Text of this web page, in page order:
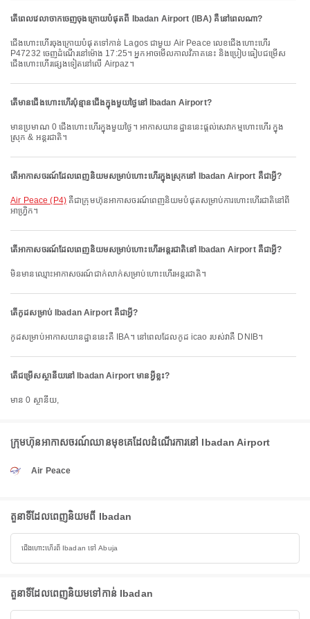
តើពេលវេលាចាកចេញចុងក្រោយបំផុតពី Ibadan Airport (IBA) គឺនៅពេលណា?
ជើងហោះហើរចុងក្រោយបំផុតទៅកាន់ Lagos ជាមួយ Air Peace លេខជើងហោះហើរ
P47232 ចេញដំណើរនៅម៉ោង 17:25។ អ្នកអាចមើលកាលវិភាគនេះ និងប្រៀបធៀបជម្រើស
ជើងហោះហើរផ្សេងទៀតនៅលើ Airpaz។
តើមានជើងហោះហើរប៉ុន្មានជើងក្នុងមួយថ្ងៃនៅ Ibadan Airport?
មានប្រមាណ 0 ជើងហោះហើរក្នុងមួយថ្ងៃ។ អាកាសយានដ្ឋាននេះផ្តល់សេវាកម្មហោះហើរ ក្នុង
ស្រុក & អន្តរជាតិ។
តើអាកាសចរណ៍ដែលពេញនិយមសម្រាប់ហោះហើរក្នុងស្រុកនៅ Ibadan Airport គឺជាអ្វី?
Air Peace (P4)គឺជាក្រុមហ៊ុនអាកាសចរណ៍ពេញនិយមបំផុតសម្រាប់ការហោះហើរជាតិនៅពី
អាហ្វ្រិក។
តើអាកាសចរណ៍ដែលពេញនិយមសម្រាប់ហោះហើរអន្តរជាតិនៅ Ibadan Airport គឺជាអ្វី?
មិនមានឈ្មោះអាកាសចរណ៍ជាក់លាក់សម្រាប់ហោះហើរអន្តរជាតិ។
តើកូដសម្រាប់ Ibadan Airport គឺជាអ្វី?
កូដសម្រាប់អាកាសយានដ្ឋាននេះគឺ IBA។ នៅពេលដែលកូដ icao របស់វាគឺ DNIB។
តើជម្រើសស្ថានីយនៅ Ibadan Airport មានអ្វីខ្លះ?
មាន 0 ស្ថានីយ,
ក្រុមហ៊ុនអាកាសចរណ៍ឈានមុខគេដែលដំណើរការនៅ Ibadan Airport
Air Peace
តួនាទីដែលពេញនិយមពី Ibadan
ជើងហោះហើរពី Ibadan ទៅ Abuja
តួនាទីដែលពេញនិយមទៅកាន់ Ibadan